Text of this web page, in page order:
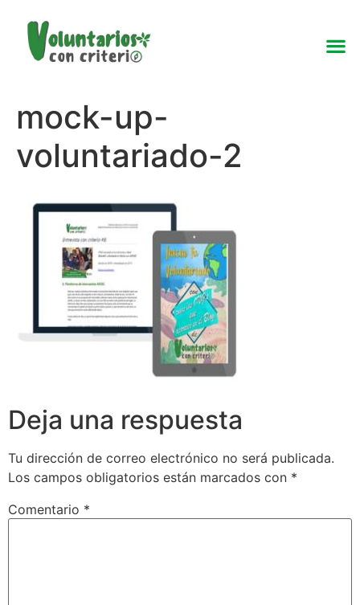
mock-up-
voluntariado-2
Deja una respuesta
Tu dirección de correo electrónico no será publicada.
Los campos obligatorios están marcados con *
Comentario *